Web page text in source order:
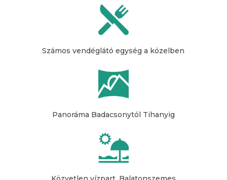
Számos vendéglátó egység a közelben
Panoráma Badacsonytól Tihanyig